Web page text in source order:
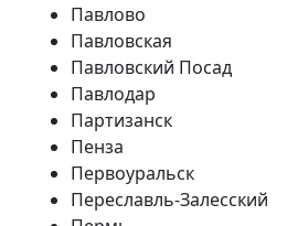
Павлово
Павловская
Павловский Посад
Павлодар
Партизанск
Пенза
Первоуральск
Переславль-Залесский